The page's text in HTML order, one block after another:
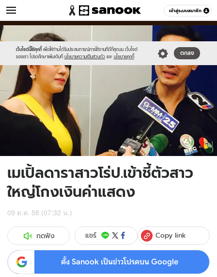
เข้าสู่ระบบสมาชิก
ข่าว หมวดอื่นๆ
เว็บไซต์นี้ใช้คุกกี้ เพื่อให้ท่านได้รับประสบการณ์การใช้งานที่ดีที่สุดบน เว็บไซต์
ของเรา โปรดศึกษาเพิ่มเติมที่ นโยบายความเป็นส่วนตัว และ นโยบายคุกกี้
ตกลง
//s.isanook.com/sr/0/images/logo-
new-
sanook.png
//s.isanook.com/ns/0/ud/375/1879318/0.jpg
เมเปิ้ลดาราสาวโร่ป.เข้าชี้ตัวสาว
ใหญ่โกงเงินค่าแสดง
09 ต.ค. 58 (07:32 น.)
กดฟัง แชร์ Copy link
ตั้ง Sanook เป็นข่าวโปรดบน Google